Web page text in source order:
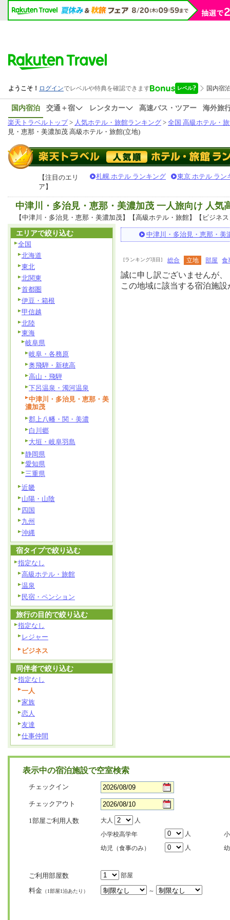
国内宿泊 交通＋宿 レンタカー 高速バス・ツアー
海外旅
楽天トラベルトップ> 人気ホテル・旅館ランキング > 全国 高級ホテル・
見・恵那・美濃加茂 高級ホテル・旅館(立地)
【注目のエリ
ア】
札幌 ホテル ランキング 東京 ホテル ラン
中津川・多治見・恵那・美濃加茂 一人旅向け 人
【中津川・多治見・恵那・美濃加茂】【高級ホテル・旅館】【ビジネ
中津川・多治見・恵那・美
[ランキング項目] 総合 立地 部屋 食
誠に申し訳ございませんが、
この地域に該当する宿泊施
エリアで絞り込む
全国
北海道
東北
北関東
首都圏
伊豆・箱根
甲信越
北陸
東海
岐阜県
岐阜・各務原
奥飛騨・新穂高
高山・飛騨
下呂温泉・濁河温泉
中津川・多治見・恵那・美
濃加茂
郡上八幡・関・美濃
白川郷
大垣・岐阜羽島
静岡県
愛知県
三重県
近畿
山陽・山陰
四国
九州
沖縄
宿タイプで絞り込む
指定なし
高級ホテル・旅館
温泉
民宿・ペンション
旅行の目的で絞り込む
指定なし
レジャー
ビジネス
同伴者で絞り込む
指定なし
一人
家族
恋人
友達
仕事仲間
表示中の宿泊施設で空室検索
チェックイン
チェックアウト
1部屋ご利用人数 大人
人
小学校高学年
人
幼児（食事のみ）
人
ご利用部屋数 部屋
料金 （1部屋1泊あたり） ～